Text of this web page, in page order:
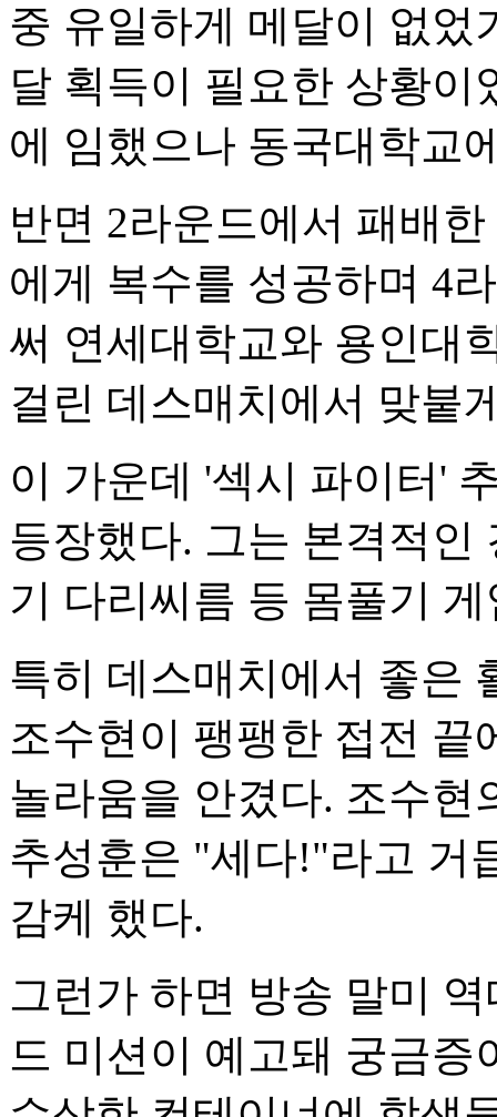
중 유일하게 메달이 없었
달 획득이 필요한 상황
에 임했으나 동국대학교
반면 2라운드에서 패배
에게 복수를 성공하며 4
써 연세대학교와 용인대
걸린 데스매치에서 맞붙
이 가운데 '섹시 파이터'
등장했다. 그는 본격적인
기 다리씨름 등 몸풀기
특히 데스매치에서 좋은
조수현이 팽팽한 접전 끝
놀라움을 안겼다. 조수현
추성훈은 "세다!"라고 거
감케 했다.
그런가 하면 방송 말미
드 미션이 예고돼 궁금증